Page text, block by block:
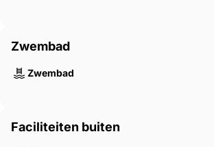
Zwembad
Zwembad
Faciliteiten buiten